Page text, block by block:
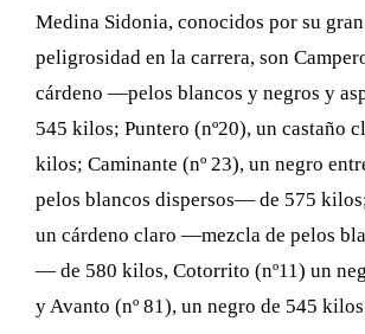
Medina Sidonia, conocidos por su
peligrosidad en la carrera, son
cárdeno —pelos blancos y negros y
545 kilos; Puntero (nº20), un castaño
kilos; Caminante (nº 23), un negro
pelos blancos dispersos— de 575
un cárdeno claro —mezcla de pelos
— de 580 kilos, Cotorrito (nº11) un
y Avanto (nº 81), un negro de 545